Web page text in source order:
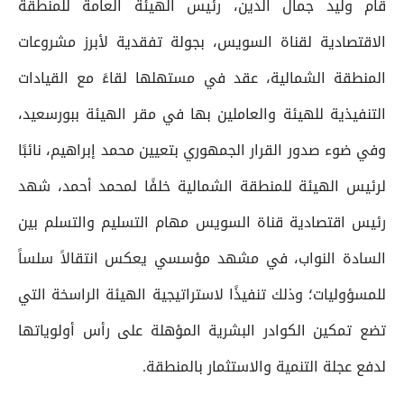
قام وليد جمال الدين، رئيس الهيئة العامة للمنطقة
الاقتصادية لقناة السويس، بجولة تفقدية لأبرز مشروعات
المنطقة الشمالية، عقد في مستهلها لقاءً مع القيادات
التنفيذية للهيئة والعاملين بها في مقر الهيئة ببورسعيد،
وفي ضوء صدور القرار الجمهوري بتعيين محمد إبراهيم، نائبًا
لرئيس الهيئة للمنطقة الشمالية خلفًا لمحمد أحمد، شهد
رئيس اقتصادية قناة السويس مهام التسليم والتسلم بين
السادة النواب، في مشهد مؤسسي يعكس انتقالاً سلساً
للمسؤوليات؛ وذلك تنفيذًا لاستراتيجية الهيئة الراسخة التي
تضع تمكين الكوادر البشرية المؤهلة على رأس أولوياتها
لدفع عجلة التنمية والاستثمار بالمنطقة.